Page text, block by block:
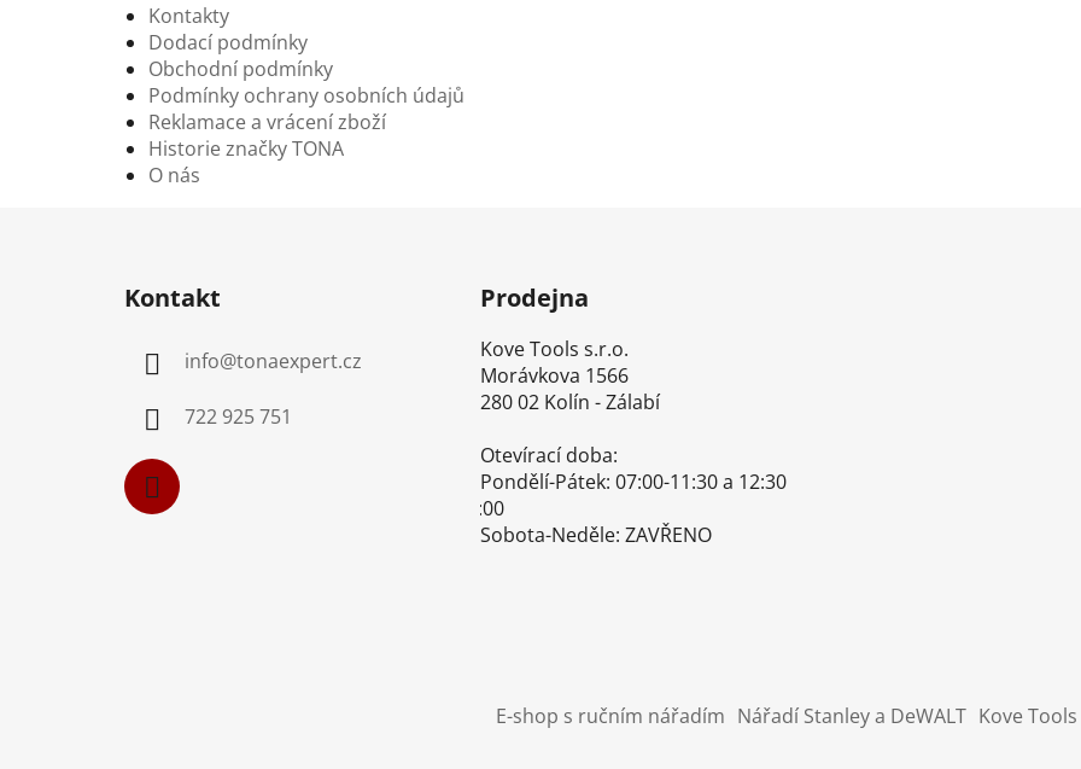
Kontakty
Dodací podmínky
Obchodní podmínky
Podmínky ochrany osobních údajů
Reklamace a vrácení zboží
Historie značky TONA
O nás
Kontakt
info@tonaexpert.cz
722 925 751
Prodejna
Kove Tools s.r.o.
Morávkova 1566
280 02 Kolín - Zálabí
Otevírací doba:
Pondělí-Pátek: 07:00-11:30 a 12:30-
16:00
Sobota-Neděle: ZAVŘENO
E-shop s ručním nářadím Nářadí Stanley a DeWALT Kove